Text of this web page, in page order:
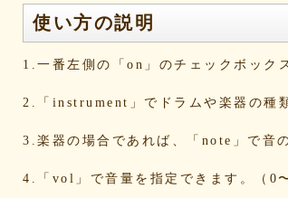
0a5c7d06ca
072e6fe598
d6a569fc0b cd3dccbd2e
9519718cc1 8dbfbb62db
eb3fa731cd ca1398119b
0ec360312d faa9413074
b5b6539562
9fcce57df6
856c39952d
8288cef79d
使い方の説明
1.一番左側の「on」のチェックボック
2.「instrument」でドラムや楽器の種
3.楽器の場合であれば、「note」で音
4.「vol」で音量を指定できます。（0